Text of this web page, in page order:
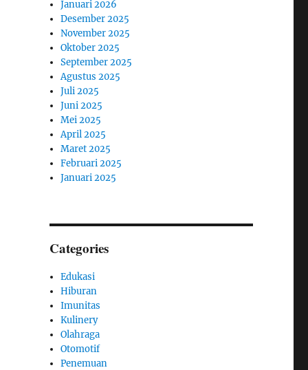
Januari 2026
Desember 2025
November 2025
Oktober 2025
September 2025
Agustus 2025
Juli 2025
Juni 2025
Mei 2025
April 2025
Maret 2025
Februari 2025
Januari 2025
Categories
Edukasi
Hiburan
Imunitas
Kulinery
Olahraga
Otomotif
Penemuan